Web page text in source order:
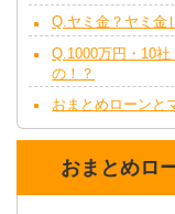
Q.ヤミ金？ヤミ金
Q.1000万円・10
の！？
おまとめローンと
おまとめロ